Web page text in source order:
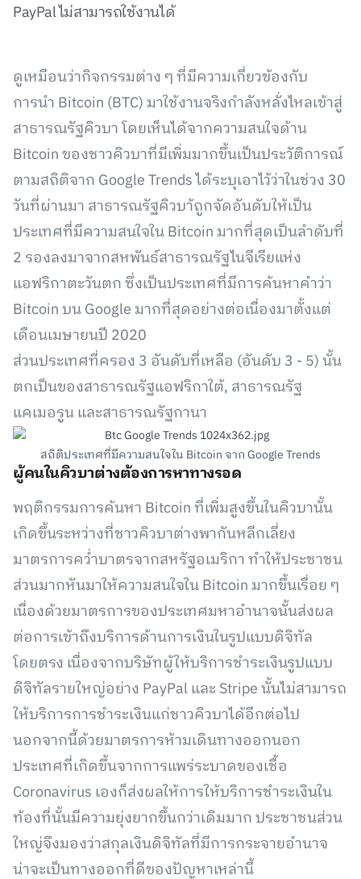
PayPal ไม่สามารถใช้งานได้
ดูเหมือนว่ากิจกรรมต่าง ๆ ที่มีความเกี่ยวข้องกับ
การนำ Bitcoin (BTC) มาใช้งานจริงกำลังหลั่งไหลเข้าสู่
สาธารณรัฐคิวบา โดยเห็นได้จากความสนใจด้าน
Bitcoin ของชาวคิวบาที่มีเพิ่มมากขึ้นเป็นประวัติการณ์
ตามสถิติจาก Google Trends ได้ระบุเอาไว้ว่าในช่วง 30
วันที่ผ่านมา สาธารณรัฐคิวบา้ถูกจัดอันดับให้เป็น
ประเทศที่มีความสนใจใน Bitcoin มากที่สุดเป็นลำดับที่
2 รองลงมาจากสหพันธ์สาธารณรัฐไนจีเรียแห่ง
แอฟริกาตะวันตก ซึ่งเป็นประเทศที่มีการค้นหาคำว่า
Bitcoin บน Google มากที่สุดอย่างต่อเนื่องมาตั้งแต่
เดือนเมษายนปี 2020
ส่วนประเทศที่ครอง 3 อันดับที่เหลือ (อันดับ 3 - 5) นั้น
ตกเป็นของสาธารณรัฐแอฟริกาใต้, สาธารณรัฐ
แคเมอรูน และสาธารณรัฐกานา
สถิติประเทศที่มีความสนใจใน Bitcoin จาก Google Trends
ผู้คนในคิวบาต่างต้องการหาทางรอด
พฤติกรรมการค้นหา Bitcoin ที่เพิ่มสูงขึ้นในคิวบานั้น
เกิดขึ้นระหว่างที่ชาวคิวบาต่างพากันหลีกเลี่ยง
มาตรการคว่ำบาตรจากสหรัฐอเมริกา ทำให้ประชาชน
ส่วนมากหันมาให้ความสนใจใน Bitcoin มากขึ้นเรื่อย ๆ
เนื่องด้วยมาตรการของประเทศมหาอำนาจนั้นส่งผล
ต่อการเข้าถึงบริการด้านการเงินในรูปแบบดิจิทัล
โดยตรง เนื่องจากบริษัทผู้ให้บริการชำระเงินรูปแบบ
ดิจิทัลรายใหญ่อย่าง PayPal และ Stripe นั้นไม่สามารถ
ให้บริการการชำระเงินแก่ชาวคิวบาได้อีกต่อไป
นอกจากนี้ด้วยมาตรการห้ามเดินทางออกนอก
ประเทศที่เกิดขึ้นจากการแพร่ระบาดของเชื้อ
Coronavirus เองก็ส่งผลให้การให้บริการชำระเงินใน
ท้องที่นั้นมีความยุ่งยากขึ้นกว่าเดิมมาก ประชาชนส่วน
ใหญ่จึงมองว่าสกุลเงินดิจิทัลที่มีการกระจายอำนาจ
น่าจะเป็นทางออกที่ดีของปัญหาเหล่านี้